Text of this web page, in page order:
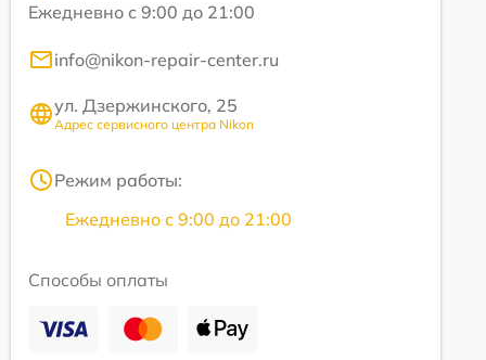
Ежедневно с 9:00 до 21:00
info@nikon-repair-center.ru
ул. Дзержинского, 25
Адрес сервисного центра Nikon
Режим работы:
Ежедневно с 9:00 до 21:00
Способы оплаты